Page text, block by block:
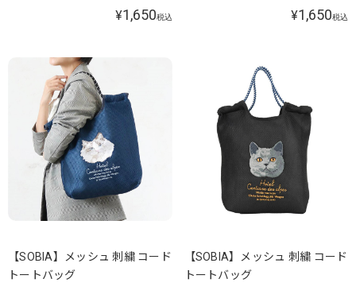
¥1,650税込 ¥1,650税込
【SOBIA】メッシュ 刺繍 コード
トートバッグ
【SOBIA】メッシュ 刺繍 コード
トートバッグ